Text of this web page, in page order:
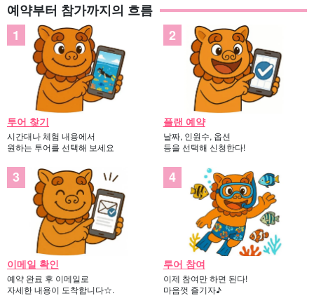
예약부터 참가까지의 흐름
투어 찾기
시간대나 체험 내용에서
원하는 투어를 선택해 보세요
플랜 예약
날짜, 인원수, 옵션
등을 선택해 신청한다!
이메일 확인
예약 완료 후 이메일로
자세한 내용이 도착합니다☆.
투어 참여
이제 참여만 하면 된다!
마음껏 즐기자♪